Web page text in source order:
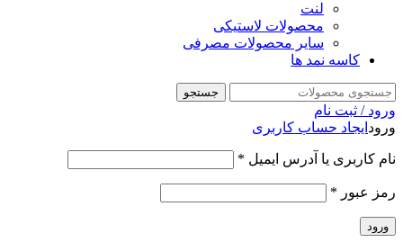
لنت
محصولات لاستیکی
سایر محصولات مصرفی
کاسه نمد ها
جستجو
ورود / ثبت نام
ورود ایجاد حساب کاربری
نام کاربری یا آدرس ایمیل *
رمز عبور *
ورود